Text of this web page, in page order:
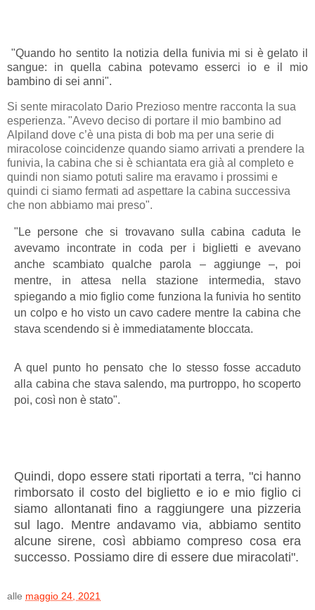
"Quando ho sentito la notizia della funivia mi si è gelato il
sangue: in quella cabina potevamo esserci io e il mio
bambino di sei anni".
Si sente miracolato Dario Prezioso mentre racconta la sua
esperienza. "Avevo deciso di portare il mio bambino ad
Alpiland dove c’è una pista di bob ma per una serie di
miracolose coincidenze quando siamo arrivati a prendere la
funivia, la cabina che si è schiantata era già al completo e
quindi non siamo potuti salire ma eravamo i prossimi e
quindi ci siamo fermati ad aspettare la cabina successiva
che non abbiamo mai preso".
"Le persone che si trovavano sulla cabina caduta le
avevamo incontrate in coda per i biglietti e avevano
anche scambiato qualche parola – aggiunge –, poi
mentre, in attesa nella stazione intermedia, stavo
spiegando a mio figlio come funziona la funivia ho sentito
un colpo e ho visto un cavo cadere mentre la cabina che
stava scendendo si è immediatamente bloccata.
A quel punto ho pensato che lo stesso fosse accaduto
alla cabina che stava salendo, ma purtroppo, ho scoperto
poi, così non è stato".
Quindi, dopo essere stati riportati a terra, "ci hanno
rimborsato il costo del biglietto e io e mio figlio ci
siamo allontanati fino a raggiungere una pizzeria
sul lago. Mentre andavamo via, abbiamo sentito
alcune sirene, così abbiamo compreso cosa era
successo. Possiamo dire di essere due miracolati".
alle maggio 24, 2021